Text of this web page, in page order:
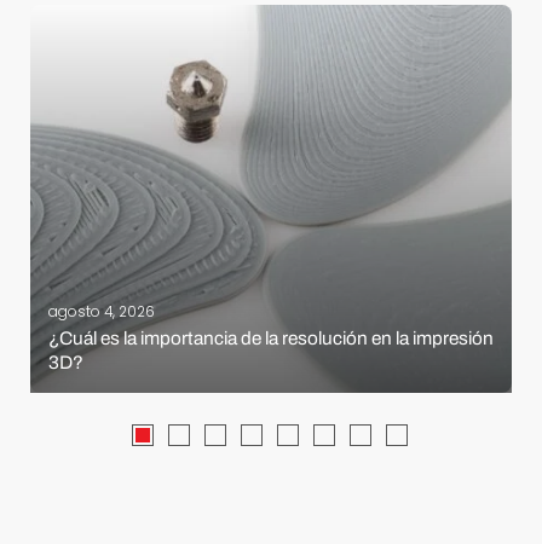
agosto 4, 2026
¿Cuál es la importancia de la resolución en la impresión
3D?